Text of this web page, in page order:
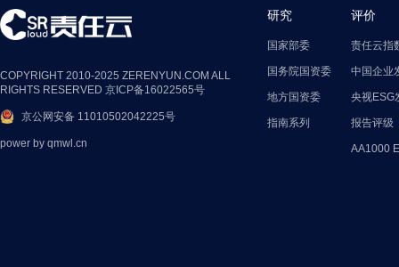
COPYRIGHT 2010-2025 ZERENYUN.COM ALL
RIGHTS RESERVED 京ICP备16022565号
京公网安备 11010502042225号
power by qmwl.cn
研究
国家部委
国务院国资委
地方国资委
指南系列
评价
责任云指
中国企业
央视ESG
报告评级
AA1000